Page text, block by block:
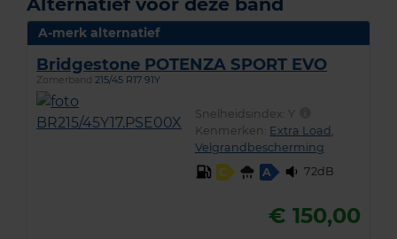
A-merk alternatief
Bridgestone POTENZA SPORT EVO
Zomerband 215/45 R17 91Y
Snelheidsindex: Y
Kenmerken: Extra Load
Velgrandbescherming
C
A 72dB
€ 150,00